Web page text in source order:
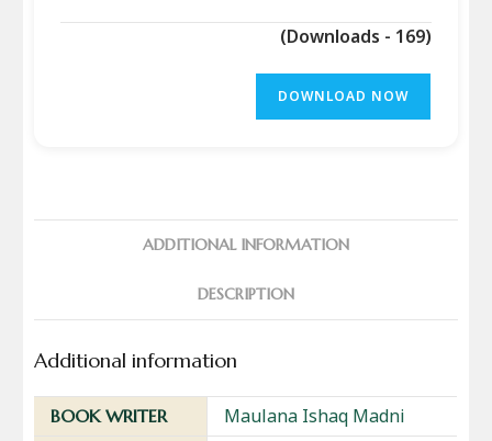
(Downloads - 169)
DOWNLOAD NOW
ADDITIONAL INFORMATION
DESCRIPTION
Additional information
BOOK WRITER Maulana Ishaq Madni